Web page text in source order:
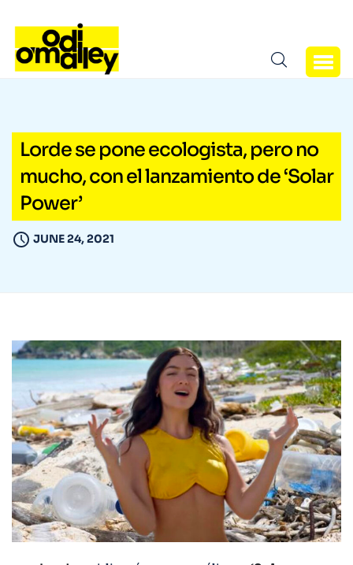
Lorde se pone ecologista, pero no
mucho, con el lanzamiento de ‘Solar
Power’
JUNE 24, 2021